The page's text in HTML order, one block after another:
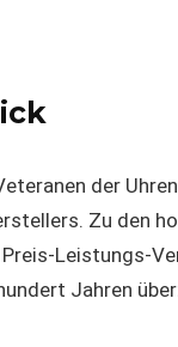
der
Zu den
Leistungs-
Jahren